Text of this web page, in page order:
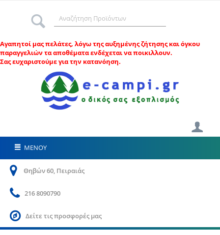
Αγαπητοί μας πελάτες, λόγω της αυξημένης ζήτησης και όγκου
παραγγελιών τα αποθέματα ενδέχεται να ποικιλλουν.
Σας ευχαριστούμε για την κατανόηση.
ΜΕΝΟΥ
Θηβών 60, Πειραιάς
216 8090790
Δείτε τις προσφορές μας